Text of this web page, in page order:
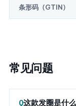
条形码（GTIN）
常见问题
这款发圈是什